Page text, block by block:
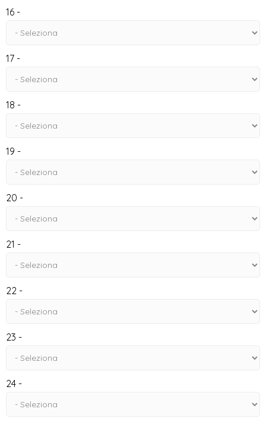
16 -
17 -
18 -
19 -
20 -
21 -
22 -
23 -
24 -